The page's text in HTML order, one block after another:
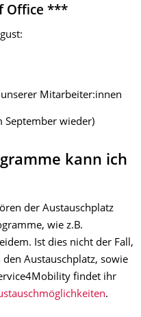
Office ***
Mitarbeiter:innen
September wieder)
kann ich
der Austauschplatz
wie z.B.
Ist dies nicht der Fall,
Austauschplatz, sowie
findet ihr
.